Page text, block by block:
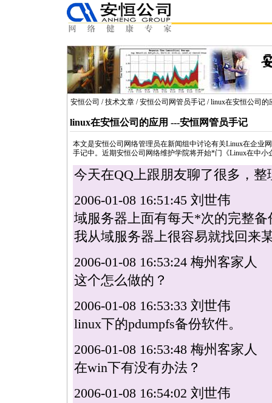
安恒公司 /技术文章 /安恒公司网管员手记 / linux在安恒公司的
linux在安恒公司的应用 ---安恒网管员手记
本文是安恒公司网络管理员在新闻组中讨论有关Linux在企业
手记中。近期安恒公司网络维护学院将开始*门《Linux在中小
今天在QQ上跟朋友聊了很多，整
2006-01-08 16:51:45 刘世伟
域服务器上面有每天*次的完整
我从域服务器上很容易就找回来
2006-01-08 16:53:24 梅州客家人
这个怎么做的？
2006-01-08 16:53:33 刘世伟
linux下的pdumpfs备份软件。
2006-01-08 16:53:48 梅州客家人
在win下有没有办法？
2006-01-08 16:54:02 刘世伟